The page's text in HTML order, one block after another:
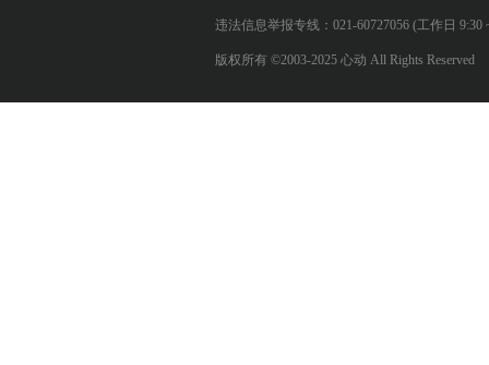
违法信息举报专线：021-60727056 (工作日 9:30
版权所有 ©2003-2025 心动 All Rights Reserved